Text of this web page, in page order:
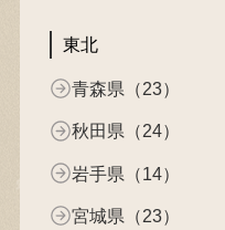
東北
青森県（23）
秋田県（24）
岩手県（14）
宮城県（23）